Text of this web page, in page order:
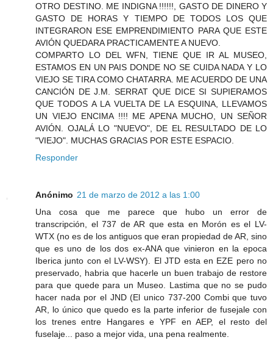
OTRO DESTINO. ME INDIGNA !!!!!!, GASTO DE DINERO Y
GASTO DE HORAS Y TIEMPO DE TODOS LOS QUE
INTEGRARON ESE EMPRENDIMIENTO PARA QUE ESTE
AVIÓN QUEDARA PRACTICAMENTE A NUEVO.
COMPARTO LO DEL WFN, TIENE QUE IR AL MUSEO,
ESTAMOS EN UN PAIS DONDE NO SE CUIDA NADA Y LO
VIEJO SE TIRA COMO CHATARRA. ME ACUERDO DE UNA
CANCIÓN DE J.M. SERRAT QUE DICE SI SUPIERAMOS
QUE TODOS A LA VUELTA DE LA ESQUINA, LLEVAMOS
UN VIEJO ENCIMA !!!! ME APENA MUCHO, UN SEÑOR
AVIÓN. OJALÁ LO "NUEVO", DE EL RESULTADO DE LO
"VIEJO". MUCHAS GRACIAS POR ESTE ESPACIO.
Responder
Anónimo 21 de marzo de 2012 a las 1:00
Una cosa que me parece que hubo un error de
transcripción, el 737 de AR que esta en Morón es el LV-
WTX (no es de los antiguos que eran propiedad de AR, sino
que es uno de los dos ex-ANA que vinieron en la epoca
Iberica junto con el LV-WSY). El JTD esta en EZE pero no
preservado, habria que hacerle un buen trabajo de restore
para que quede para un Museo. Lastima que no se pudo
hacer nada por el JND (El unico 737-200 Combi que tuvo
AR, lo único que quedo es la parte inferior de fusejale con
los trenes entre Hangares e YPF en AEP, el resto del
fuselaje... paso a mejor vida, una pena realmente.